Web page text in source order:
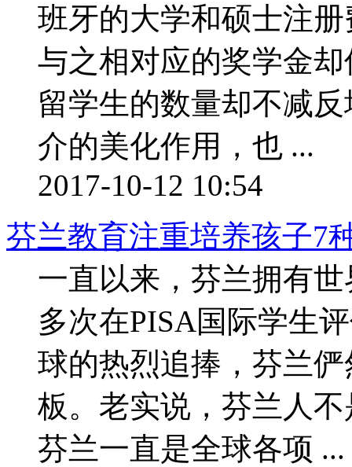
班牙的大学和硕士注
与之相对应的奖学金
留学生的数量却不减
介的美化作用，也 ...
2017-10-12 10:54
芬兰教育注重培养孩子7
一直以来，芬兰拥有
多次在PISA国际学生
球的热烈追捧，芬兰
板。老实说，芬兰人
芬兰一直是全球各项 ...